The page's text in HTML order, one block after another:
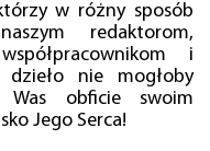
w różny sposób
redaktorom,
i
nie mogłoby
obficie swoim
Jego Serca!